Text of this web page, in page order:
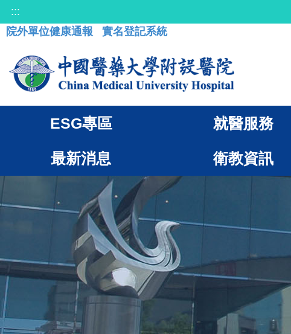
:::
院外單位健康通報
實名登記系統
ESG專區 就醫服務
最新消息 衛教資訊